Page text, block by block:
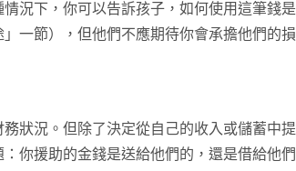
況下，你可以告訴孩子，如何使用這筆錢是
一節），但他們不應期待你會承擔他們的損
狀況。但除了決定從自己的收入或儲蓄中提
你援助的金錢是送給他們的，還是借給他們